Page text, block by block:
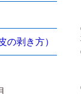
の剥き方）